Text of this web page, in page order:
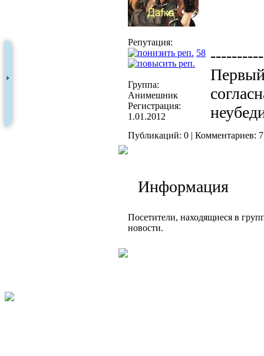
Репутация:
58
Группа:
Анимешник
Регистрация:
1.01.2012
Публикаций: 0 | Комментариев:
Информация
Посетители, находящиеся в
новости.